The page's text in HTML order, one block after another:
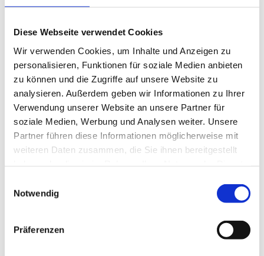
Diese Webseite verwendet Cookies
Wir verwenden Cookies, um Inhalte und Anzeigen zu
personalisieren, Funktionen für soziale Medien anbieten
zu können und die Zugriffe auf unsere Website zu
analysieren. Außerdem geben wir Informationen zu Ihrer
Verwendung unserer Website an unsere Partner für
soziale Medien, Werbung und Analysen weiter. Unsere
Partner führen diese Informationen möglicherweise mit
weiteren Daten zusammen, die Sie ihnen bereitgestellt
Notwendig
Präferenzen
Unsere Leistungen